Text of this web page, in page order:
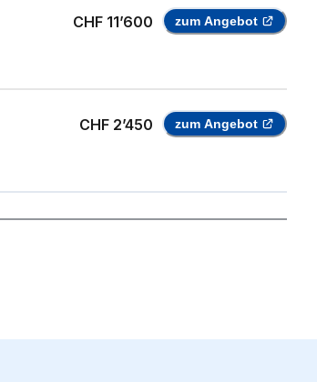
CHF 11’600 zum Angebot
CHF 2’450 zum Angebot